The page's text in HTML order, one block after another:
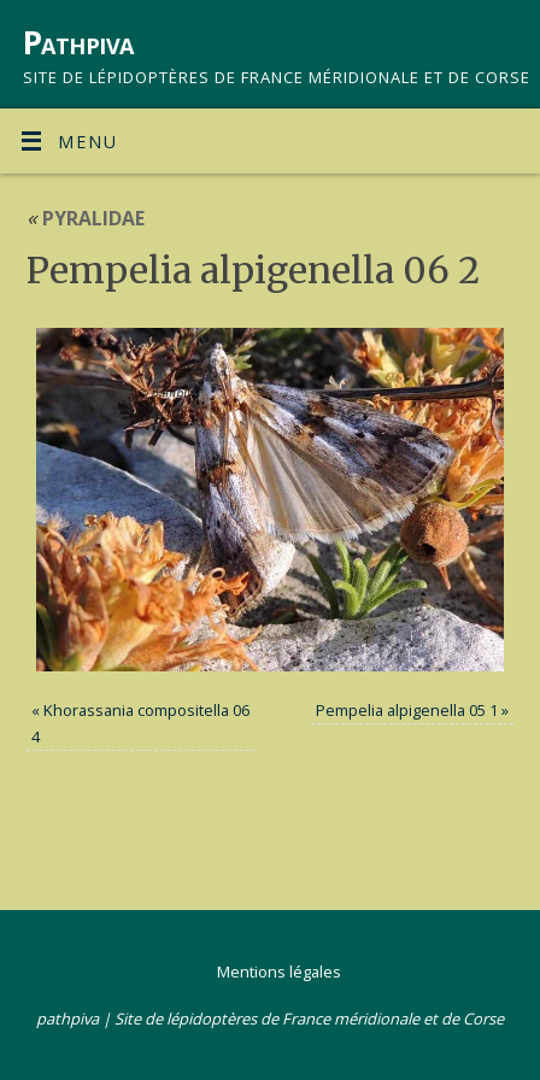
Pathpiva
SITE DE LÉPIDOPTÈRES DE FRANCE MÉRIDIONALE ET DE CORSE
MENU
«PYRALIDAE
Pempelia alpigenella 06 2
«Khorassania compositella 06
4
Pempelia alpigenella 05 1 »
Mentions légales
pathpiva | Site de lépidoptères de France méridionale et de Corse